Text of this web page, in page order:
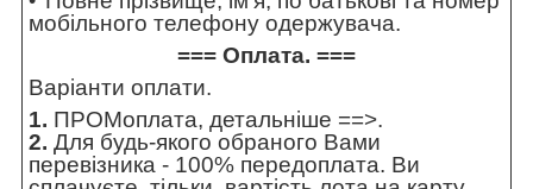
мобільного телефону одержувача.
=== Оплата. ===
Варіанти оплати.
1. ПРОМоплата, детальніше ==>.
2. Для будь-якого обраного Вами
перевізника - 100% передоплата. Ви